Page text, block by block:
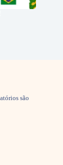
são